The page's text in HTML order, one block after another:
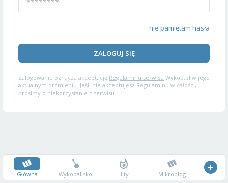
nie pamiętam hasła
ZALOGUJ SIĘ
Zalogowanie oznacza akceptację Regulaminu serwisu Wykop.pl w jego
aktualnym brzmieniu. Jeśli nie akceptujesz Regulaminu w całości,
prosimy o niekorzystanie z serwisu.
Główna Wykopalisko Hity Mikroblog